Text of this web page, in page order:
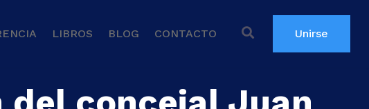
LIBROS BLOG CONTACTO Unirse